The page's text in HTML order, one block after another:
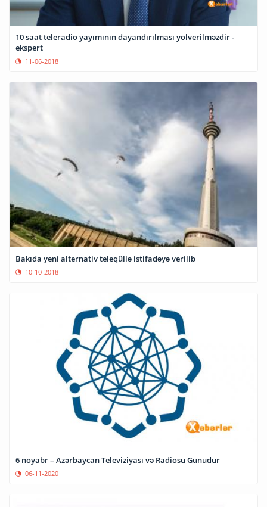
10 saat teleradio yayımının dayandırılması yolverilməzdir -
ekspert
11-06-2018
Bakıda yeni alternativ teleqüllə istifadəyə verilib
10-10-2018
6 noyabr – Azərbaycan Televiziyası və Radiosu Günüdür
06-11-2020